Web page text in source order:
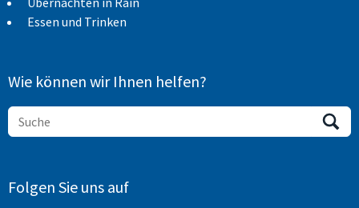
Essen und Trinken
Wie können wir Ihnen helfen?
Folgen Sie uns auf